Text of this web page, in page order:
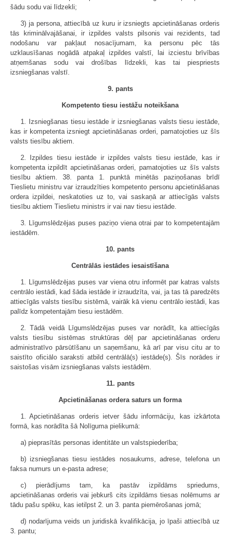
šādu sodu vai līdzekli;
3) ja persona, attiecībā uz kuru ir izsniegts apcietināšanas orderis
tās kriminālvajāšanai, ir izpildes valsts pilsonis vai rezidents, tad
nodošanu var pakļaut nosacījumam, ka personu pēc tās
uzklausīšanas nogādā atpakaļ izpildes valstī, lai izciestu brīvības
atņemšanas sodu vai drošības līdzekli, kas tai piespriests
izsniegšanas valstī.
9. pants
Kompetento tiesu iestāžu noteikšana
1. Izsniegšanas tiesu iestāde ir izsniegšanas valsts tiesu iestāde,
kas ir kompetenta izsniegt apcietināšanas orderi, pamatojoties uz šīs
valsts tiesību aktiem.
2. Izpildes tiesu iestāde ir izpildes valsts tiesu iestāde, kas ir
kompetenta izpildīt apcietināšanas orderi, pamatojoties uz šīs valsts
tiesību aktiem. 38. panta 1. punktā minētās paziņošanas brīdī
Tieslietu ministru var izraudzīties kompetento personu apcietināšanas
ordera izpildei, neskatoties uz to, vai saskaņā ar attiecīgās valsts
tiesību aktiem Tieslietu ministrs ir vai nav tiesu iestāde.
3. Līgumslēdzējas puses paziņo viena otrai par to kompetentajām
iestādēm.
10. pants
Centrālās iestādes iesaistīšana
1. Līgumslēdzējas puses var viena otru informēt par katras valsts
centrālo iestādi, kad šāda iestāde ir izraudzīta, vai, ja tas tā paredzēts
attiecīgās valsts tiesību sistēmā, vairāk kā vienu centrālo iestādi, kas
palīdz kompetentajām tiesu iestādēm.
2. Tādā veidā Līgumslēdzējas puses var norādīt, ka attiecīgās
valsts tiesību sistēmas struktūras dēļ par apcietināšanas orderu
administratīvo pārsūtīšanu un saņemšanu, kā arī par visu citu ar to
sais­tīto oficiālo saraksti atbild centrālā(s) iestāde(s). Šīs norādes ir
saistošas visām izsniegšanas valsts iestādēm.
11. pants
Apcietināšanas ordera saturs un forma
1. Apcietināšanas orderis ietver šādu informāciju, kas izkārtota
formā, kas norādīta šā Nolīguma pielikumā:
a) pieprasītās personas identitāte un valstspiederība;
b) izsniegšanas tiesu iestādes nosaukums, adrese, telefona un
faksa numurs un e-pasta adrese;
c) pierādījums tam, ka pastāv izpildāms spriedums,
apcietināšanas orderis vai jebkurš cits izpildāms tiesas nolēmums ar
tādu pašu spēku, kas ietilpst 2. un 3. panta piemērošanas jomā;
d) nodarījuma veids un juridiskā kvalifikācija, jo īpaši attiecībā uz
3. pantu;